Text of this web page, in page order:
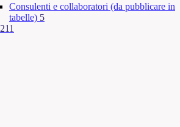
Consulenti e collaboratori (da pubblicare in
tabelle) 5
211